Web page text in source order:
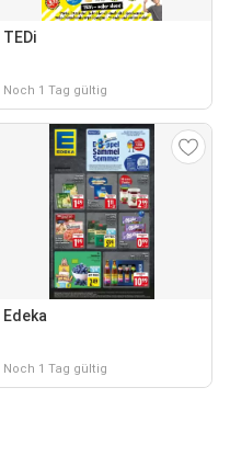
TEDi
Noch 1 Tag gültig
Edeka
Noch 1 Tag gültig